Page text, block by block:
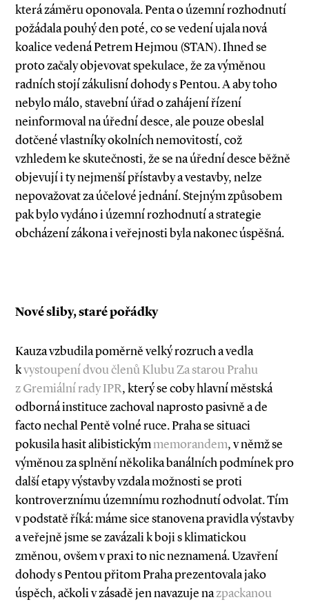
která záměru oponovala. Penta o územní rozhodnutí
požádala pouhý den poté, co se vedení ujala nová
koalice vedená Petrem Hejmou (STAN). Ihned se
proto začaly objevovat spekulace, že za výměnou
radních stojí zákulisní dohody s Pentou. A aby toho
nebylo málo, stavební úřad o zahájení řízení
neinformoval na úřední desce, ale pouze obeslal
dotčené vlastníky okolních nemovitostí, což
vzhledem ke skutečnosti, že se na úřední desce běžně
objevují i ty nejmenší přístavby a vestavby, nelze
nepovažovat za účelové jednání. Stejným způsobem
pak bylo vydáno i územní rozhodnutí a strategie
obcházení zákona i veřejnosti byla nakonec úspěšná.
Nové sliby, staré pořádky
Kauza vzbudila poměrně velký rozruch a vedla
kvystoupení dvou členů Klubu Za starou Prahu
z Gremiální rady IPR, který se coby hlavní městská
odborná instituce zachoval naprosto pasivně a de
facto nechal Pentě volné ruce. Praha se situaci
pokusila hasit alibistickýmmemorandem, v němž se
výměnou za splnění několika banálních podmínek pro
další etapy výstavby vzdala možnosti se proti
kontroverznímu územnímu rozhodnutí odvolat. Tím
v podstatě říká: máme sice stanovena pravidla výstavby
a veřejně jsme se zavázali k boji s klimatickou
změnou, ovšem v praxi to nic neznamená. Uzavření
dohody s Pentou přitom Praha prezentovala jako
úspěch, ačkoli v zásadě jen navazuje nazpackanou